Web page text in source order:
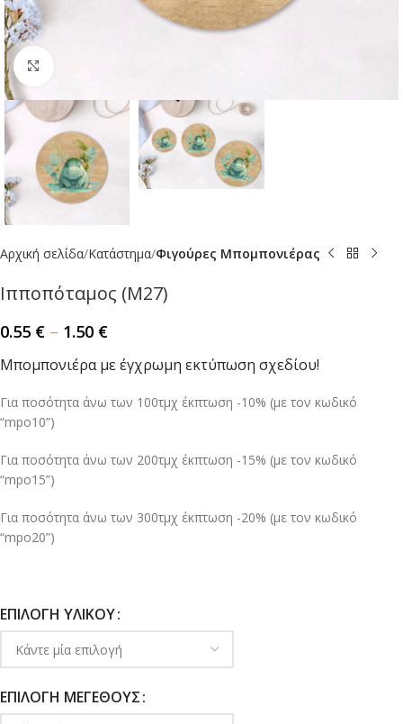
Αρχική σελίδα Κατάστημα Φιγούρες Μπομπονιέρας
Ιπποπόταμος (Μ27)
0.55 € – 1.50 €
Mπομπονιέρα με έγχρωμη εκτύπωση σχεδίου!
Για ποσότητα άνω των 100τμχ έκπτωση -10% (με τον κωδικό
“mpo10”)
Για ποσότητα άνω των 200τμχ έκπτωση -15% (με τον κωδικό
“mpo15”)
Για ποσότητα άνω των 300τμχ έκπτωση -20% (με τον κωδικό
“mpo20”)
ΕΠΙΛΟΓΉ ΥΛΙΚΟΎ
ΕΠΙΛΟΓΉ ΜΕΓΈΘΟΥΣ